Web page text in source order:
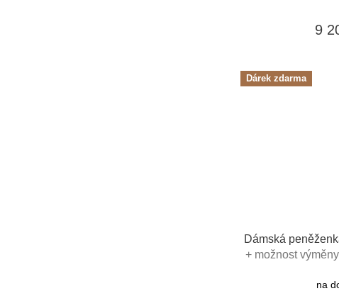
9
Dárek zdarma
Dámská
+ možnost
na